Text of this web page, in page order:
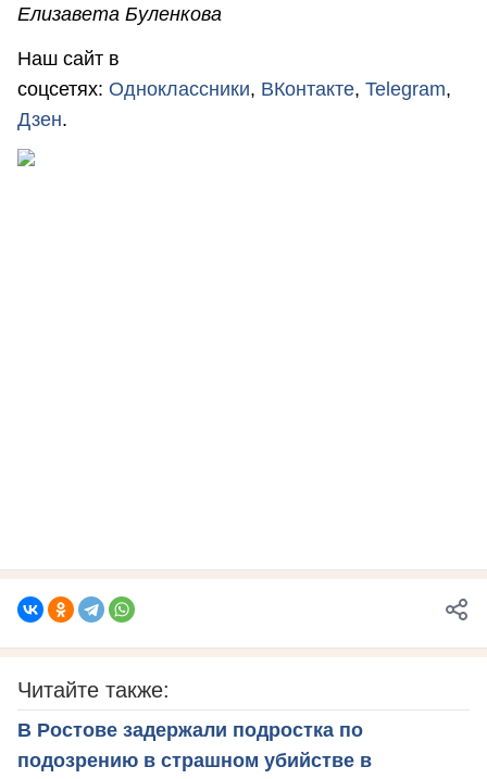
Елизавета Буленкова
Наш сайт в
соцсетях: Одноклассники, ВКонтакте, Telegram,
Дзен.
Читайте также:
В Ростове задержали подростка по
подозрению в страшном убийстве в